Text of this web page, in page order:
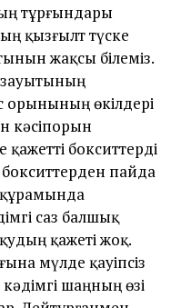
тұрғындары
қызғылт түске
жақсы білеміз.
зауытының
орынының өкілдері
кәсіпорын
бокситтерді
пайда
құрамында
саз балшық
қажеті жоқ.
мүлде қауіпсіз
шаңның өзі